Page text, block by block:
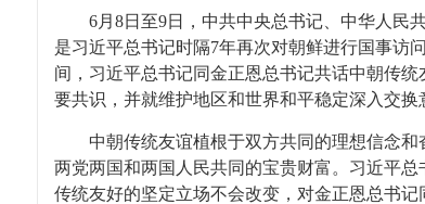
6月8日至9日，中共中央总书记、中华人民共
是习近平总书记时隔7年再次对朝鲜进行国事访
间，习近平总书记同金正恩总书记共话中朝传
要共识，并就维护地区和世界和平稳定深入交
中朝传统友谊植根于双方共同的理想信念和
两党两国和两国人民共同的宝贵财富。习近平
传统友好的坚定立场不会改变，对金正恩总书